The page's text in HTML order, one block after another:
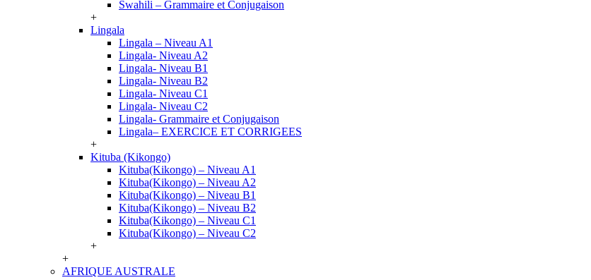
Swahili – Grammaire et Conjugaison
+
Lingala
Lingala – Niveau A1
Lingala- Niveau A2
Lingala- Niveau B1
Lingala- Niveau B2
Lingala- Niveau C1
Lingala- Niveau C2
Lingala- Grammaire et Conjugaison
Lingala– EXERCICE ET CORRIGEES
+
Kituba (Kikongo)
Kituba(Kikongo) – Niveau A1
Kituba(Kikongo) – Niveau A2
Kituba(Kikongo) – Niveau B1
Kituba(Kikongo) – Niveau B2
Kituba(Kikongo) – Niveau C1
Kituba(Kikongo) – Niveau C2
+
+
AFRIQUE AUSTRALE